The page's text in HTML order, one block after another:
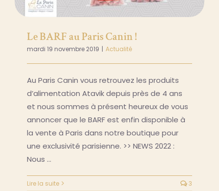
Le BARF au Paris Canin !
mardi 19 novembre 2019 | Actualité
Au Paris Canin vous retrouvez les produits
d’alimentation Atavik depuis près de 4 ans
et nous sommes à présent heureux de vous
annoncer que le BARF est enfin disponible à
la vente à Paris dans notre boutique pour
une exclusivité parisienne. >> NEWS 2022 :
Nous …
Lire la suite 3